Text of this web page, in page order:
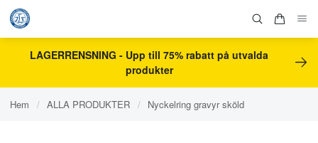
LAGERRENSNING - Upp till 75% rabatt på utvalda
produkter
Hem / ALLA PRODUKTER / Nyckelring gravyr sköld